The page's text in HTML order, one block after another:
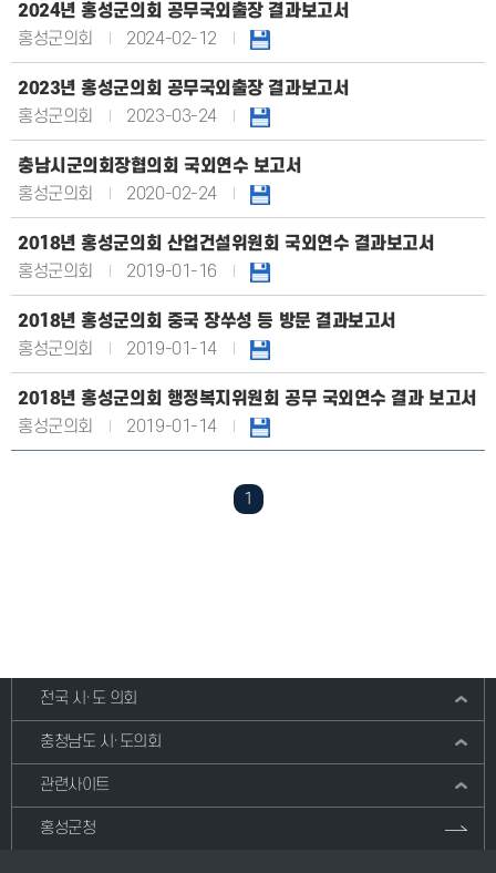
2024년 홍성군의회 공무국외출장 결과보고서
홍성군의회
2024-02-12
2023년 홍성군의회 공무국외출장 결과보고서
홍성군의회
2023-03-24
충남시군의회장협의회 국외연수 보고서
홍성군의회
2020-02-24
2018년 홍성군의회 산업건설위원회 국외연수 결과보고서
홍성군의회
2019-01-16
2018년 홍성군의회 중국 장쑤성 등 방문 결과보고서
홍성군의회
2019-01-14
2018년 홍성군의회 행정복지위원회 공무 국외연수 결과 보고서
홍성군의회
2019-01-14
1
전국 시·도 의회
충청남도 시·도의회
관련사이트
홍성군청